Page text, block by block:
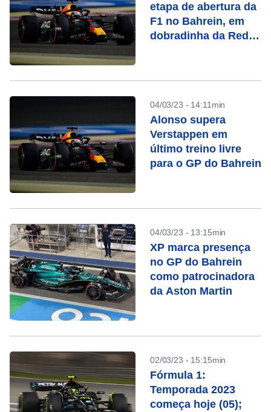
etapa de abertura da
F1 no Bahrein, em
dobradinha da Red
04/03/23 - 14:11min
Alonso supera
Verstappen em
último treino livre
para o GP do Bahrein
04/03/23 - 13:15min
XP marca presença
no GP do Bahrein
como patrocinadora
da Aston Martin
02/03/23 - 15:15min
Fórmula 1:
Temporada 2023
começa hoje (05);